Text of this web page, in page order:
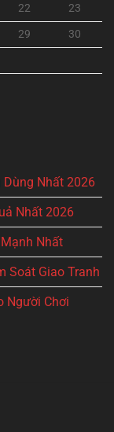
22
23
29
30
Dùng Nhất 2026
Nhất 2026
Nhất
Soát Giao Tranh
Người Chơi